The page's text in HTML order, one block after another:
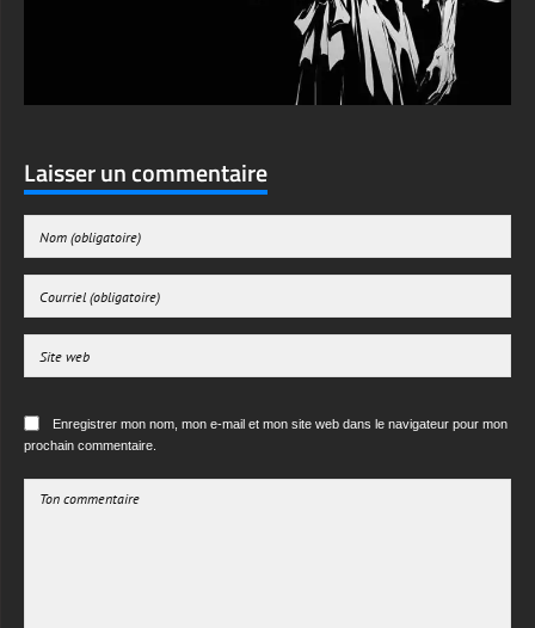
Laisser un commentaire
Enregistrer mon nom, mon e-mail et mon site web dans le navigateur pour mon
prochain commentaire.